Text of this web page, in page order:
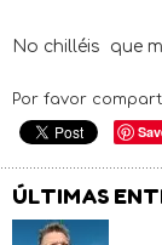
No chilléis que
Por favor
ÚLTIMAS